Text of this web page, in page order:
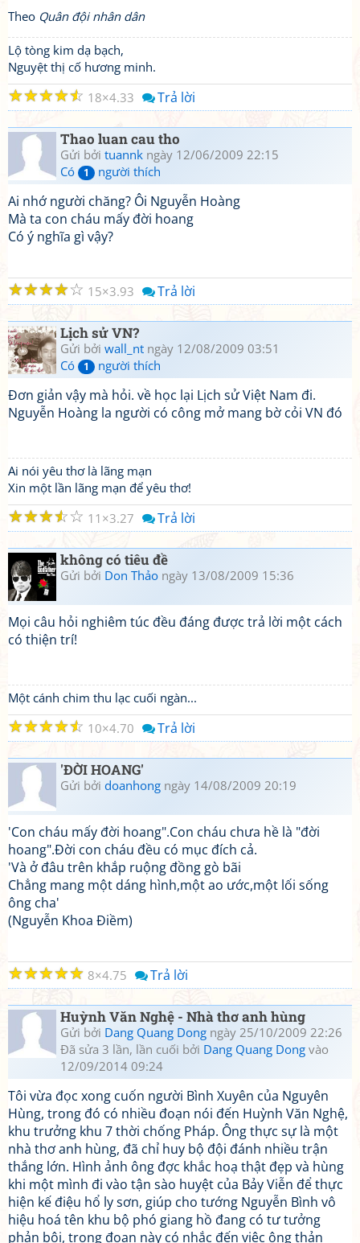
Theo Quân đội nhân dân
Lộ tòng kim dạ bạch,
Nguyệt thị cố hương minh.
☆
☆
☆
☆
☆ 18 4.33 Trả lời
Thao luan cau tho
Gửi bởi tuannk ngày 12/06/2009 22:15
Có
1 người thích
Ai nhớ người chăng? Ôi Nguyễn Hoàng
Mà ta con cháu mấy đời hoang
Có ý nghĩa gì vậy?
☆
☆
☆
☆
☆ 15 3.93 Trả lời
Lịch sử VN?
Gửi bởi wall_nt ngày 12/08/2009 03:51
Có
1 người thích
Đơn giản vậy mà hỏi. về học lại Lịch sử Việt Nam đi.
Nguyễn Hoàng la người có công mở mang bờ cỏi VN đó
Ai nói yêu thơ là lãng mạn
Xin một lần lãng mạn để yêu thơ!
☆
☆
☆
☆
☆ 11 3.27 Trả lời
không có tiêu đề
Gửi bởi Don Thảo ngày 13/08/2009 15:36
Mọi câu hỏi nghiêm túc đều đáng được trả lời một cách
có thiện trí!
Một cánh chim thu lạc cuối ngàn...
☆
☆
☆
☆
☆ 10 4.70 Trả lời
'ĐỜI HOANG'
Gửi bởi doanhong ngày 14/08/2009 20:19
'Con cháu mấy đời hoang".Con cháu chưa hề là "đời
hoang".Đời con cháu đều có mục đích cả.
'Và ở đâu trên khắp ruộng đồng gò bãi
Chẳng mang một dáng hình,một ao ước,một lối sống
ông cha'
(Nguyễn Khoa Điềm)
☆
☆
☆
☆
☆ 8 4.75 Trả lời
Huỳnh Văn Nghệ - Nhà thơ anh hùng
Gửi bởi Dang Quang Dong ngày 25/10/2009 22:26
Đã sửa 3 lần, lần cuối bởi Dang Quang Dong vào
12/09/2014 09:24
Tôi vừa đọc xong cuốn người Bình Xuyên của Nguyên
Hùng, trong đó có nhiều đoạn nói đến Huỳnh Văn Nghệ,
khu trưởng khu 7 thời chống Pháp. Ông thực sự là một
nhà thơ anh hùng, đã chỉ huy bộ đội đánh nhiều trận
thắng lớn. Hình ảnh ông đợc khắc hoạ thật đẹp và hùng
khi một mình đi vào tận sào huyệt của Bảy Viễn để thực
hiện kế điệu hổ ly sơn, giúp cho tướng Nguyễn Bình vô
hiệu hoá tên khu bộ phó giang hồ đang có tư tưởng
phản bội, trong đoạn này có nhắc đến việc ông thản